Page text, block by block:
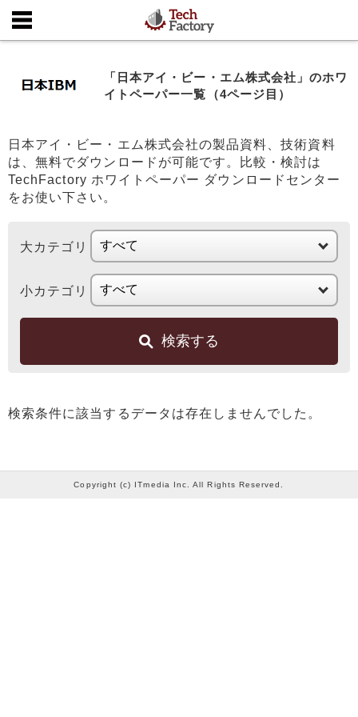
「日本アイ・ビー・エム株式会社」のホワ
イトペーパー一覧（4ページ目）
日本アイ・ビー・エム株式会社の製品資料、技術資料
は、無料でダウンロードが可能です。比較・検討は
TechFactory ホワイトペーパー ダウンロードセンター
をお使い下さい。
大カテゴリ
小カテゴリ
検索する
検索条件に該当するデータは存在しませんでした。
Copyright (c) ITmedia Inc. All Rights Reserved.